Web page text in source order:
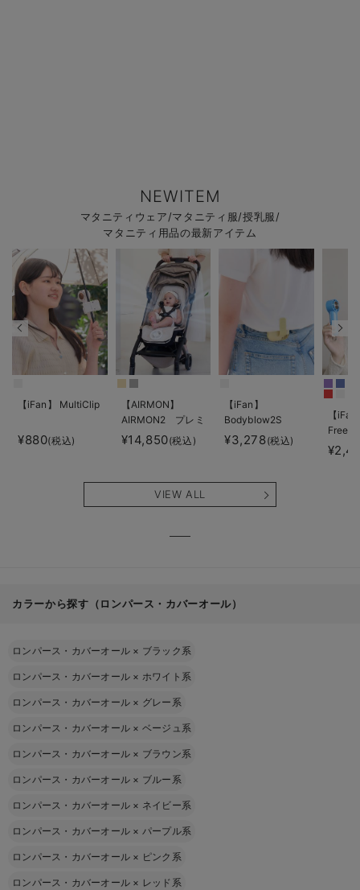
NEWITEM
マタニティウェア/マタニティ服/授乳服/
マタニティ用品の最新アイテム
【iFan】 MultiClip
¥880(税込)
【AIRMON】
AIRMON2 プレミ
アム
¥14,850(税込)
【iFan】
Bodyblow2S
¥3,278(税込)
【
Freeze
VIEW ALL
カラーから探す（ロンパース・カバーオール）
ロンパース・カバーオール × ブラック系
ロンパース・カバーオール × ホワイト系
ロンパース・カバーオール × グレー系
ロンパース・カバーオール × ベージュ系
ロンパース・カバーオール × ブラウン系
ロンパース・カバーオール × ブルー系
ロンパース・カバーオール × ネイビー系
ロンパース・カバーオール × パープル系
ロンパース・カバーオール × ピンク系
ロンパース・カバーオール × レッド系